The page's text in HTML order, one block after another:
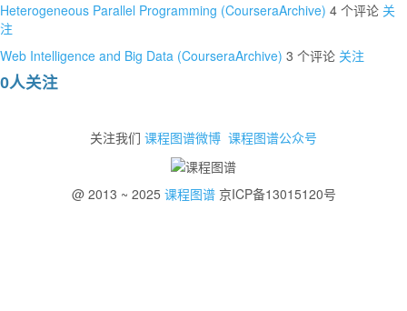
Heterogeneous Parallel Programming (CourseraArchive) 4 个评论 关
注
Web Intelligence and Big Data (CourseraArchive) 3 个评论 关注
0人关注
关注我们 课程图谱微博 课程图谱公众号
@ 2013 ~ 2025 课程图谱京ICP备13015120号